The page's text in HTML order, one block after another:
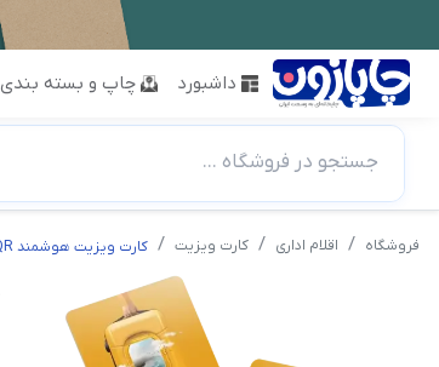
داشبورد چاپ و بسته بندی
جستجو در فروشگاه ...
فروشگاه اقلام اداری کارت ویزیت کارت ویزیت هوشمند NFC - QR